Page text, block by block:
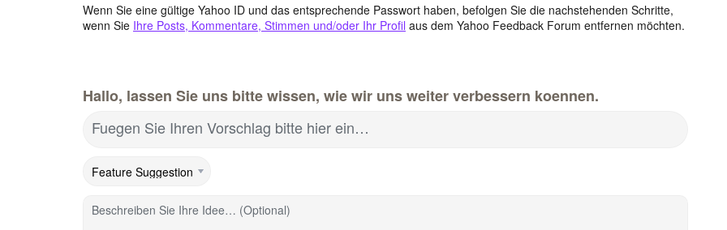
Wenn Sie eine gültige Yahoo ID und das entsprechende Passwort haben, befolgen Sie die nachstehenden Schritte,
wenn Sie Ihre Posts, Kommentare, Stimmen und/oder Ihr Profil aus dem Yahoo Feedback Forum entfernen möchten.
Hallo, lassen Sie uns bitte wissen, wie wir uns weiter verbessern koennen.
Fuegen Sie Ihren Vorschlag bitte hier ein…
Beschreiben Sie Ihre Idee… (Optional)